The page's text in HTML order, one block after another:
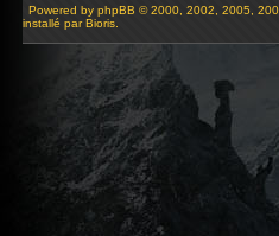
Powered by phpBB © 2000, 2002, 2005,
installé par Bioris.